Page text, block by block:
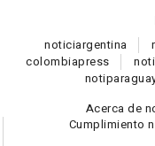
noticiargentina
colombiapress noti
noti
Acerca de
Cumplimiento